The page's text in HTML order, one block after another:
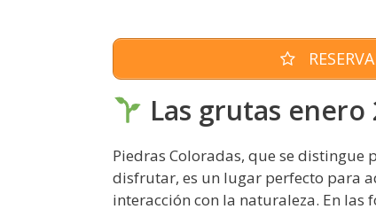
Las grutas enero
Piedras Coloradas, que se
disfrutar, es un lugar perfecto para
interacción con la naturaleza. En las